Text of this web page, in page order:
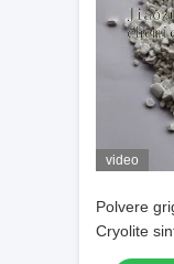
video
Polvere
Cryolite
di